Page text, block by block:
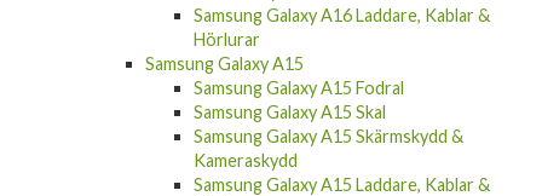
Samsung Galaxy A16 Laddare, Kablar &
Hörlurar
Samsung Galaxy A15
Samsung Galaxy A15 Fodral
Samsung Galaxy A15 Skal
Samsung Galaxy A15 Skärmskydd &
Kameraskydd
Samsung Galaxy A15 Laddare, Kablar &